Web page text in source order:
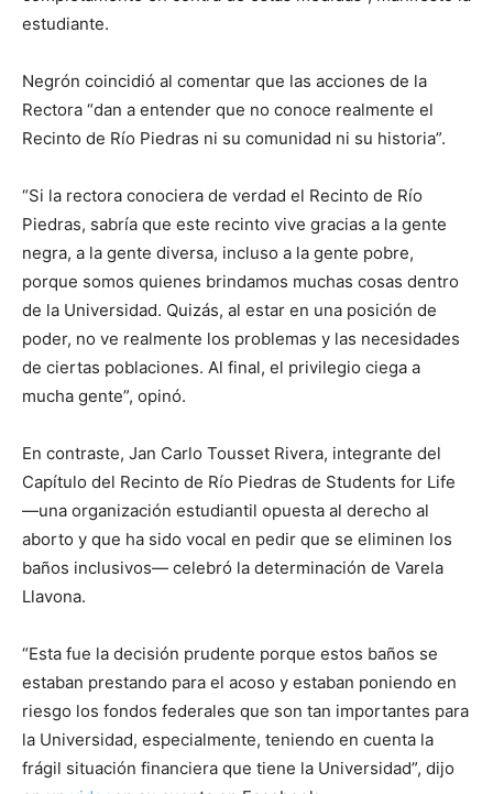
estudiante.
Negrón coincidió al comentar que las acciones de la
Rectora “dan a entender que no conoce realmente el
Recinto de Río Piedras ni su comunidad ni su historia”.
“Si la rectora conociera de verdad el Recinto de Río
Piedras, sabría que este recinto vive gracias a la gente
negra, a la gente diversa, incluso a la gente pobre,
porque somos quienes brindamos muchas cosas dentro
de la Universidad. Quizás, al estar en una posición de
poder, no ve realmente los problemas y las necesidades
de ciertas poblaciones. Al final, el privilegio ciega a
mucha gente”, opinó.
En contraste, Jan Carlo Tousset Rivera, integrante del
Capítulo del Recinto de Río Piedras de Students for Life
—una organización estudiantil opuesta al derecho al
aborto y que ha sido vocal en pedir que se eliminen los
baños inclusivos— celebró la determinación de Varela
Llavona.
“Esta fue la decisión prudente porque estos baños se
estaban prestando para el acoso y estaban poniendo en
riesgo los fondos federales que son tan importantes para
la Universidad, especialmente, teniendo en cuenta la
frágil situación financiera que tiene la Universidad”, dijo